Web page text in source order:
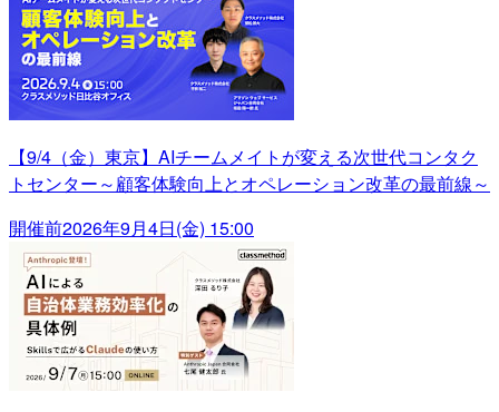
【9/4（金）東京】AIチームメイトが変える次世代コンタク
トセンター～顧客体験向上とオペレーション改革の最前線～
開催前2026年9月4日(金) 15:00